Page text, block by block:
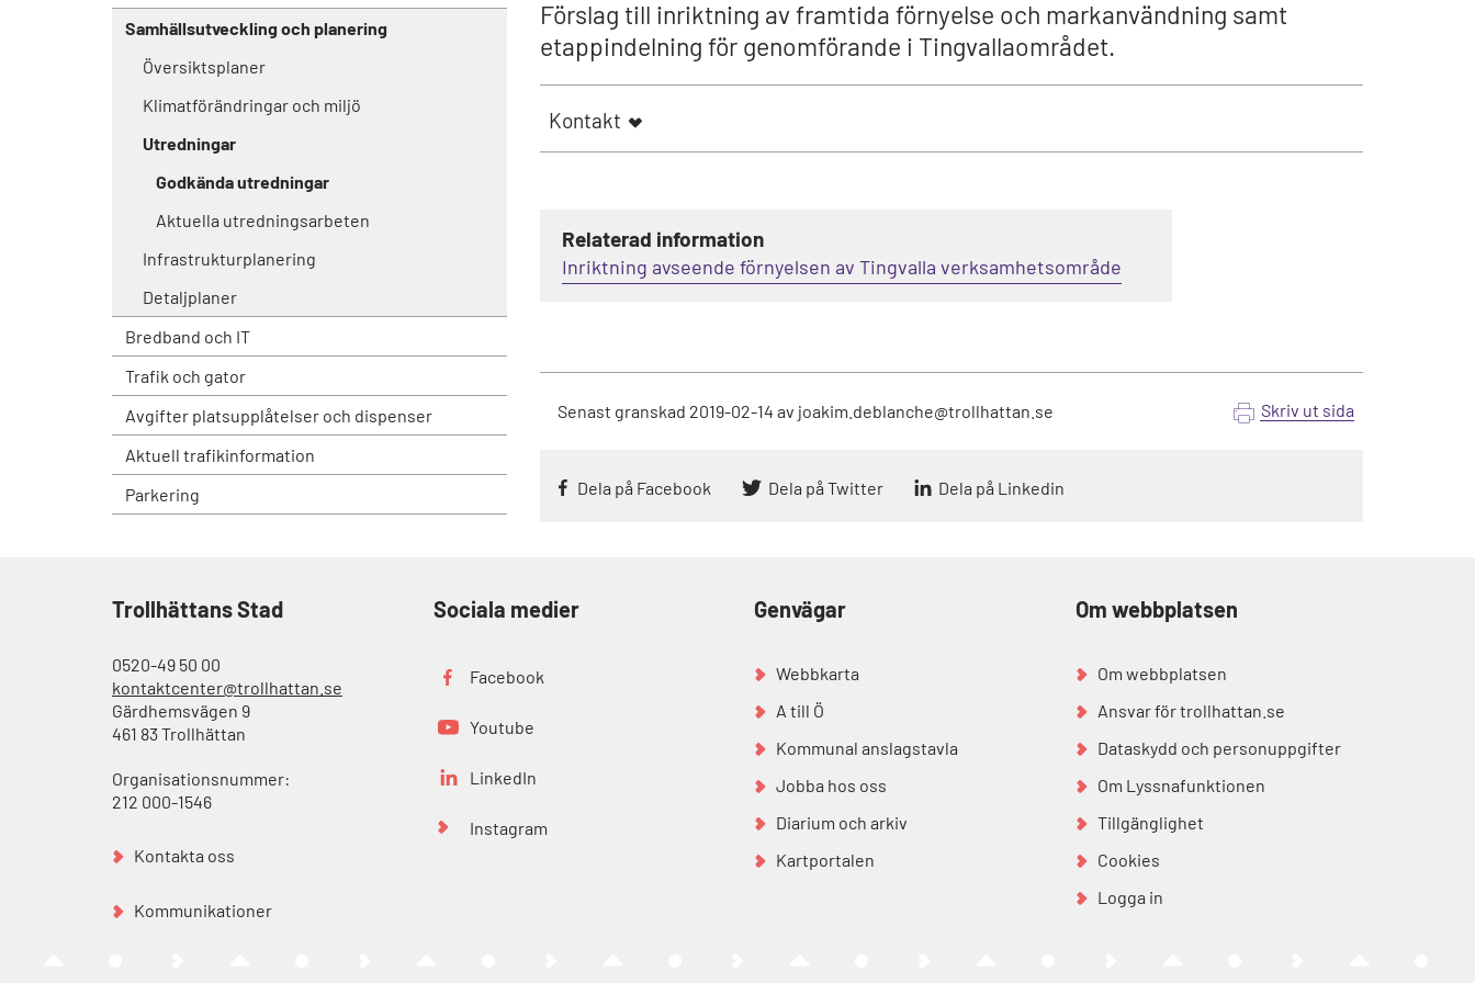
Samhällsutveckling och planering
Översiktsplaner
Klimatförändringar och miljö
Utredningar
Godkända utredningar
Aktuella utredningsarbeten
Infrastrukturplanering
Detaljplaner
Bredband och IT
Trafik och gator
Avgifter platsupplåtelser och dispenser
Aktuell trafikinformation
Parkering
Förslag till inriktning av framtida förnyelse och markanvändning samt
etappindelning för genomförande i Tingvallaområdet.
Kontakt
Relaterad information
Inriktning avseende förnyelsen av Tingvalla verksamhetsområde
Senast granskad 2019-02-14 av joakim.deblanche@trollhattan.se Skriv ut sida
Dela på Facebook Dela på Twitter Dela på Linkedin
Trollhättans Stad
0520-49 50 00
kontaktcenter@trollhattan.se
Gärdhemsvägen 9
461 83 Trollhättan
Organisationsnummer:
212 000-1546
Kontakta oss
Kommunikationer
Sociala medier
Facebook
Youtube
LinkedIn
Instagram
Genvägar
Webbkarta
A till Ö
Kommunal anslagstavla
Jobba hos oss
Diarium och arkiv
Kartportalen
Om webbplatsen
Om webbplatsen
Ansvar för trollhattan.se
Dataskydd och personuppgifter
Om Lyssnafunktionen
Tillgänglighet
Cookies
Logga in